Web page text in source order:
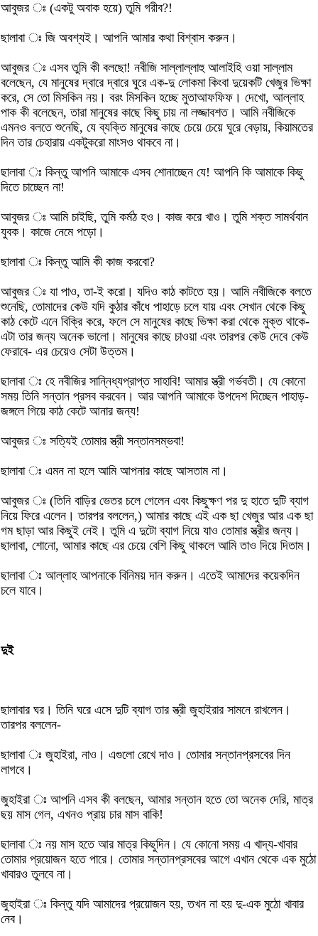
আবুজর ঃ (একটু অবাক হয়ে) তুমি গরীব?!
ছালাবা ঃ জি অবশ্যই। আপনি আমার কথা বিশ্বাস করুন।
আবুজর ঃ এসব তুমি কী বলছো! নবীজি সাল্লাল্লাহু আলাইহি ওয়া সাল্লাম
বলেছেন, যে মানুষের দ্বারে দ্বারে ঘুরে এক-দু লোকমা কিংবা দুয়েকটি খেজুর ভিক্ষা
করে, সে তো মিসকিন নয়। বরং মিসকিন হচ্ছে মুতাআফফিফ। দেখো, আল্লাহ
পাক কী বলেছেন, তারা মানুষের কাছে কিছু চায় না লজ্জাবশত। আমি নবীজিকে
এমনও বলতে শুনেছি, যে ব্যক্তি মানুষের কাছে চেয়ে চেয়ে ঘুরে বেড়ায়, কিয়ামতের
দিন তার চেহারায় একটুকরো মাংসও থাকবে না।
ছালাবা ঃ কিন্তু আপনি আমাকে এসব শোনাচ্ছেন যে! আপনি কি আমাকে কিছু
দিতে চাচ্ছেন না!
আবুজর ঃ আমি চাইছি, তুমি কর্মঠ হও। কাজ করে খাও। তুমি শক্ত সামর্থবান
যুবক। কাজে নেমে পড়ো।
ছালাবা ঃ কিন্তু আমি কী কাজ করবো?
আবুজর ঃ যা পাও, তা-ই করো। যদিও কাঠ কাটতে হয়। আমি নবীজিকে বলতে
শুনেছি, তোমাদের কেউ যদি কুঠার কাঁধে পাহাড়ে চলে যায় এবং সেখান থেকে কিছু
কাঠ কেটে এনে বিক্রি করে, ফলে সে মানুষের কাছে ভিক্ষা করা থেকে মুক্ত থাকে-
এটা তার জন্য অনেক ভালো। মানুষের কাছে চাওয়া এবং তারপর কেউ দেবে কেউ
ফেরাবে- এর চেয়েও সেটা উত্তম।
ছালাবা ঃ হে নবীজির সান্নিধ্যপ্রাপ্ত সাহাবি! আমার স্ত্রী গর্ভবতী। যে কোনো
সময় তিনি সন্তান প্রসব করবেন। আর আপনি আমাকে উপদেশ দিচ্ছেন পাহাড়-
জঙ্গলে গিয়ে কাঠ কেটে আনার জন্য!
আবুজর ঃ সত্যিই তোমার স্ত্রী সন্তানসম্ভবা!
ছালাবা ঃ এমন না হলে আমি আপনার কাছে আসতাম না।
আবুজর ঃ (তিনি বাড়ির ভেতর চলে গেলেন এবং কিছুক্ষণ পর দু হাতে দুটি ব্যাগ
নিয়ে ফিরে এলেন। তারপর বললেন,) আমার কাছে এই এক ছা খেজুর আর এক ছা
গম ছাড়া আর কিছুই নেই। তুমি এ দুটো ব্যাগ নিয়ে যাও তোমার স্ত্রীর জন্য।
ছালাবা, শোনো, আমার কাছে এর চেয়ে বেশি কিছু থাকলে আমি তাও দিয়ে দিতাম।
ছালাবা ঃ আল্লাহ আপনাকে বিনিময় দান করুন। এতেই আমাদের কয়েকদিন
চলে যাবে।
দুই
ছালাবার ঘর। তিনি ঘরে এসে দুটি ব্যাগ তার স্ত্রী জুহাইরার সামনে রাখলেন।
তারপর বললেন-
ছালাবা ঃ জুহাইরা, নাও। এগুলো রেখে দাও। তোমার সন্তানপ্রসবের দিন
লাগবে।
জুহাইরা ঃ আপনি এসব কী বলছেন, আমার সন্তান হতে তো অনেক দেরি, মাত্র
ছয় মাস গেল, এখনও প্রায় চার মাস বাকি!
ছালাবা ঃ নয় মাস হতে আর মাত্র কিছুদিন। যে কোনো সময় এ খাদ্য-খাবার
তোমার প্রয়োজন হতে পারে। তোমার সন্তানপ্রসবের আগে এখান থেকে এক মুঠো
খাবারও তুলবে না।
জুহাইরা ঃ কিন্তু যদি আমাদের প্রয়োজন হয়, তখন না হয় দু-এক মুঠো খাবার
নেব।